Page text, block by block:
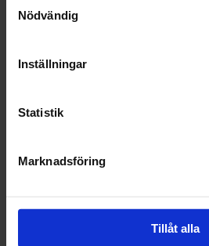
Nödvändig
Inställningar
Statistik
Marknadsföring
Tillåt alla
Fri frakt över 1500kr
Beskrivning